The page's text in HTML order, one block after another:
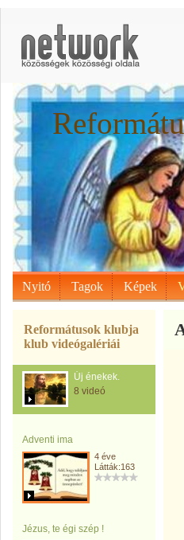
Nyitó Tagok Képek
Reformátusok klubja
klub videógalériái
Új énekek.
8 videó
Adventi ima
4 éve
Látták:163
Jézus, te égi szép !